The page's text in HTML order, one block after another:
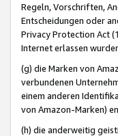
Regeln, Vorschriften,
Entscheidungen oder
Privacy Protection Act
Internet erlassen
(g) die Marken von
verbundenen
einem anderen
von Amazon-Marken)
(h) die anderweitig